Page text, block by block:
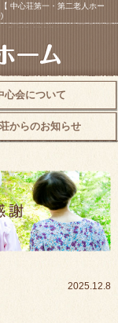
中心荘第一・第二老人ホー
心会について
からのお知らせ
2025.12.8